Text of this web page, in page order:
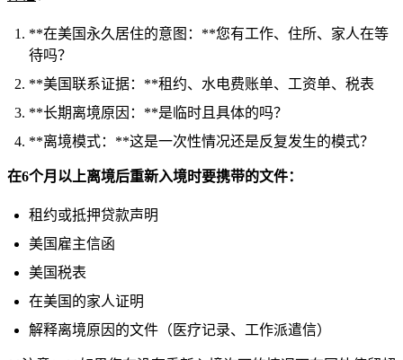
**在美国永久居住的意图：**您有工作、住所、家人在等
待吗？
**美国联系证据：**租约、水电费账单、工资单、税表
**长期离境原因：**是临时且具体的吗？
**离境模式：**这是一次性情况还是反复发生的模式？
在6个月以上离境后重新入境时要携带的文件：
租约或抵押贷款声明
美国雇主信函
美国税表
在美国的家人证明
解释离境原因的文件（医疗记录、工作派遣信）